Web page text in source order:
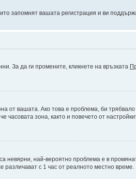
запомнят вашата регистрация и ви
За да ги промените, кликнете на връзката
от вашата. Ако това е проблема, би
зона, както и повечето от
невярни, най-вероятно проблема е в
с 1 час от реалното местно време.